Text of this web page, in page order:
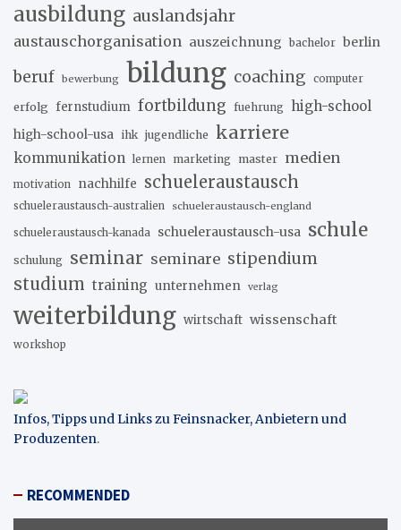
ausbildung auslandsjahr
austauschorganisation auszeichnung bachelor berlin
beruf bewerbung bildung coaching computer
erfolg fernstudium fortbildung fuehrung high-school
high-school-usa ihk jugendliche karriere
kommunikation lernen marketing master medien
motivation nachhilfe schueleraustausch
schueleraustausch-australien schueleraustausch-england
schueleraustausch-kanada schueleraustausch-usa schule
schulung seminar seminare stipendium
studium training unternehmen verlag
weiterbildung wirtschaft wissenschaft
workshop
Infos, Tipps und Links zu Feinsnacker, Anbietern und
Produzenten.
RECOMMENDED